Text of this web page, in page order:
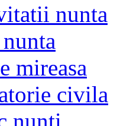
nunta
mireasa
civila
nunti